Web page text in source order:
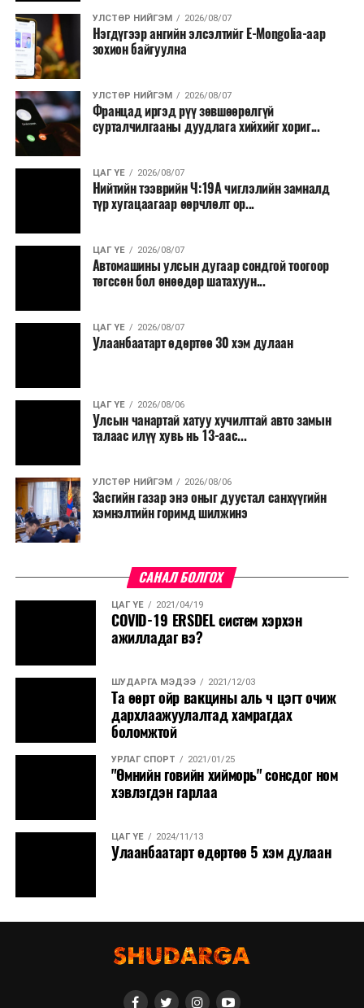
УЛСТӨР НИЙГЭМ 2026/08/07
Нэгдүгээр ангийн элсэлтийг E-Mongolia-аар
зохион байгуулна
УЛСТӨР НИЙГЭМ 2026/08/07
Францад иргэд рүү зөвшөөрөлгүй
сурталчилгааны дуудлага хийхийг хориг...
ЦАГ ҮЕ 2026/08/07
Нийтийн тээврийн Ч:19А чиглэлийн замналд
түр хугацаагаар өөрчлөлт ор...
ЦАГ ҮЕ 2026/08/07
Автомашины улсын дугаар сондгой тоогоор
төгссөн бол өнөөдөр шатахуун...
ЦАГ ҮЕ 2026/08/07
Улаанбаатарт өдөртөө 30 хэм дулаан
ЦАГ ҮЕ 2026/08/06
Улсын чанартай хатуу хучилттай авто замын
талаас илүү хувь нь 13-аас...
УЛСТӨР НИЙГЭМ 2026/08/06
Засгийн газар энэ оныг дуустал санхүүгийн
хэмнэлтийн горимд шилжинэ
САНАЛ БОЛГОХ
ЦАГ ҮЕ 2021/04/19
COVID-19 ERSDEL систем хэрхэн
ажилладаг вэ?
ШУДАРГА МЭДЭЭ 2021/12/03
Та өөрт ойр вакцины аль ч цэгт очиж
дархлаажуулалтад хамрагдах
боломжтой
УРЛАГ СПОРТ 2021/01/25
"Өмнийн говийн хийморь" сонсдог ном
хэвлэгдэн гарлаа
ЦАГ ҮЕ 2024/11/13
Улаанбаатарт өдөртөө 5 хэм дулаан